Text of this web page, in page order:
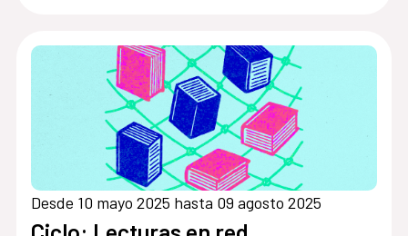
Desde 10 mayo 2025 hasta 09 agosto 2025